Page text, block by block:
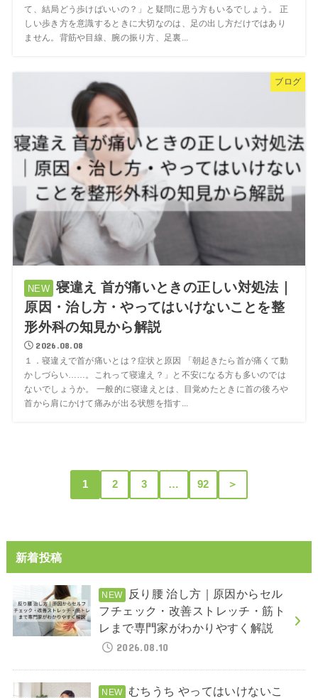
て、結局どう歩けばいいの？」と疑問に思う方もいるでしょう。 正
しい歩き方を意識するときに大切なのは、足の出し方だけではあり
ません。背筋や目線、腕の振り方、足裏...
ブログ
寝違え 首が痛いときの正しい対処法｜
原因・治し方・やってはいけないことを整
形外科の知見から解説
2026.08.08
１．寝違えで首が痛いとは？症状と原因 「朝起きたら首が痛くて動
かしづらい……。これって寝違え？」と不安になる方も多いのでは
ないでしょうか。 一般的に寝違えとは、目覚めたときに首の後ろや
首から肩にかけて痛みが出る状態を指す...
1 2 3 … 92 ＞
新着投稿
反り腰 治し方｜原因からセル
フチェック・改善ストレッチ・筋ト
レまで専門家がわかりやすく解説
2026.08.10
むちうち やってはいけないこ